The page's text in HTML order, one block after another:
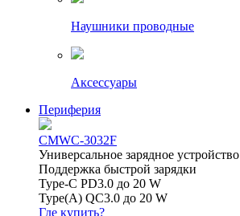
Наушники проводные
Аксессуары
Периферия
CMWC-3032F
Универсальное зарядное устройство
Поддержка быстрой зарядки
Type-C PD3.0 до 20 W
Type(A) QC3.0 до 20 W
Где купить?